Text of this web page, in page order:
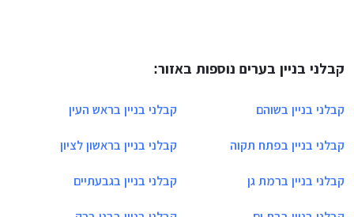
קבלני בניין בערים נוספות באזור:
קבלני בניין בשוהם קבלני בניין בראש העין
קבלני בניין בפתח תקוה קבלני בניין בראשון לציון
קבלני בניין ברמת גן קבלני בניין בגבעתיים